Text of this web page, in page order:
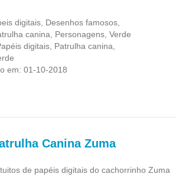
digitais Desenhos famosos
canina Personagens Verde
digitais Patrulha canina
em: 01-10-2018
Canina Zuma
de papéis digitais do cachorrinho Zuma